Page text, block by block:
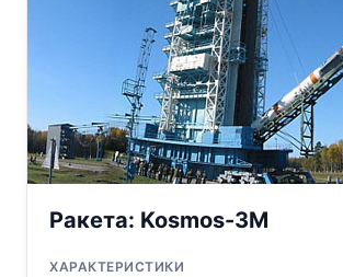
Ракета: Kosmos-3M
ХАРАКТЕРИСТИКИ